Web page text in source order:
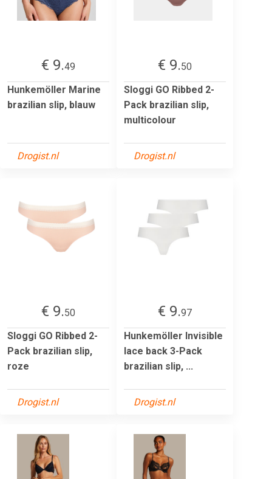
€ 9.49
Hunkemöller Marine
brazilian slip, blauw
Drogist.nl
€ 9.50
Sloggi GO Ribbed 2-
Pack brazilian slip,
multicolour
Drogist.nl
€ 9.50
Sloggi GO Ribbed 2-
Pack brazilian slip,
roze
Drogist.nl
€ 9.97
Hunkemöller Invisible
lace back 3-Pack
brazilian slip, ...
Drogist.nl